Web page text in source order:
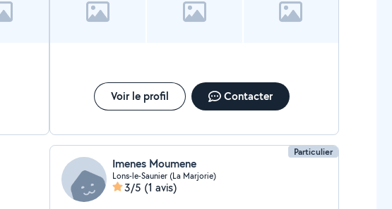
Voir le profil Contacter
Particulier
Imenes Moumene
Lons-le-Saunier (La Marjorie)
3/5 (1 avis)